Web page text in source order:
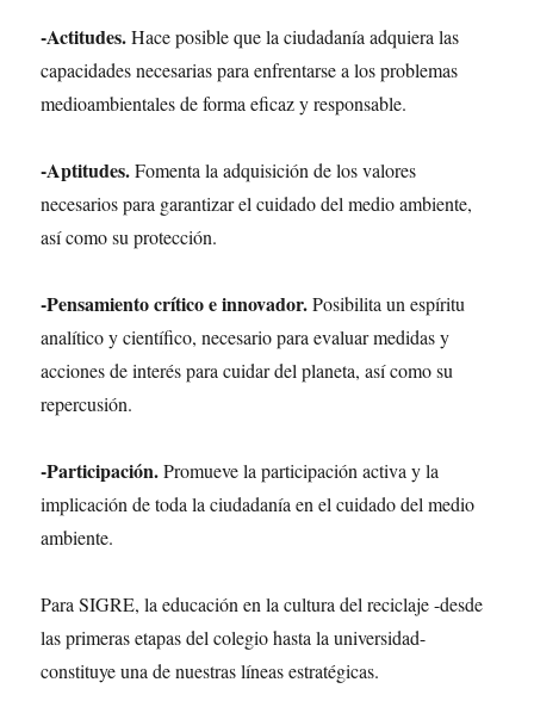
-Actitudes.Hace posible que la ciudadanía adquiera las
capacidades necesarias para enfrentarse a los problemas
medioambientales de forma eficaz y responsable.
-Aptitudes.Fomenta la adquisición de los valores
necesarios para garantizar el cuidado del medio ambiente,
así como su protección.
-Pensamiento crítico e innovador.Posibilita un espíritu
analítico y científico, necesario para evaluar medidas y
acciones de interés para cuidar del planeta, así como su
repercusión.
-Participación.Promueve la participación activa y la
implicación de toda la ciudadanía en el cuidado del medio
ambiente.
Para SIGRE, la educación en la cultura del reciclaje -desde
las primeras etapas del colegio hasta la universidad-
constituye una de nuestras líneas estratégicas.